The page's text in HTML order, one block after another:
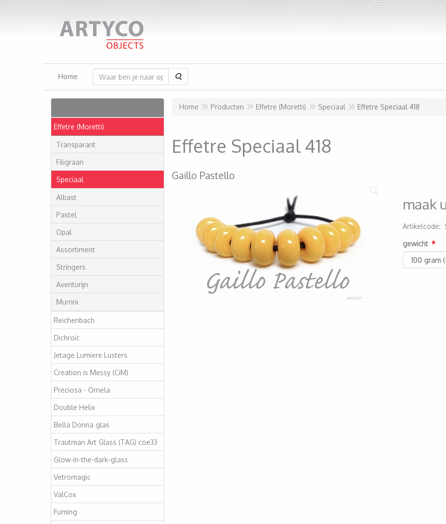
Home Zoeken
Effetre (Moretti)
Transparant
Filigraan
Speciaal
Albast
Pastel
Opal
Assortiment
Stringers
Aventurijn
Murrini
Reichenbach
Dichroic
Jetage Lumiere Lusters
Creation is Messy (CiM)
Preciosa - Ornela
Double Helix
Bella Donna glas
Trautman Art Glass (TAG) coe33
Glow-in-the-dark-glass
Vetromagic
ValCox
Fuming
Home Producten Effetre (Moretti) Speciaal Effetre Speciaal 418
Effetre Speciaal 418
Gaillo Pastello
maak
Artikelcode:
gewicht